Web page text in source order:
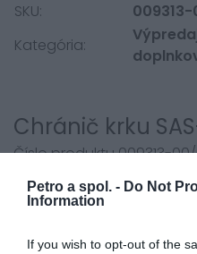
Petro a spol. - Do Not
Information
If you wish to opt-out of the
SKU:
Kategória:
Chránič krku
Číslo produktu 009313-
Veľkosti
- S (14 x 8 cm)